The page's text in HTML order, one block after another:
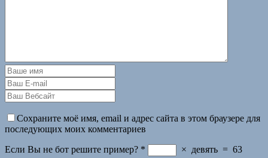
Сохраните моё имя, email и адрес сайта в этом браузере для
последующих моих комментариев
Если Вы не бот решите пример? * × девять = 63